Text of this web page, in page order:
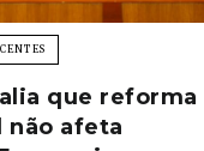
que reforma
afeta